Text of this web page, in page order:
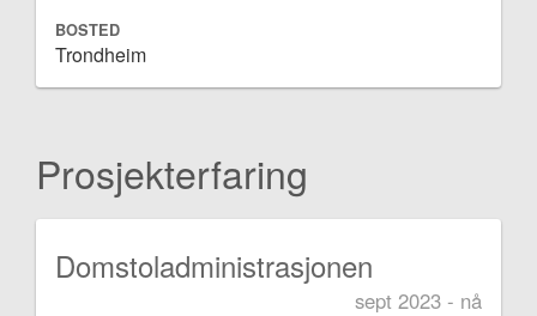
BOSTED
Trondheim
Prosjekterfaring
Domstoladministrasjonen
sept 2023 - nå